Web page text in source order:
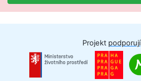
Projekt podporují